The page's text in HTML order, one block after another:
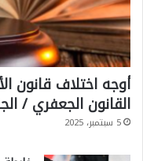
أوجه اختلاف قانون
القانون الجعفري /
5 سبتمبر، 2025